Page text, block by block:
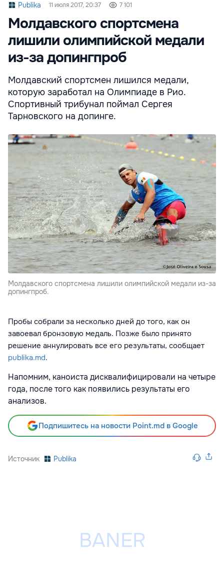
Publika 11 июля 2017, 20:37 7 101
Молдавского спортсмена
лишили олимпийской медали
из-за допингпроб
Молдавский спортсмен лишился медали,
которую заработал на Олимпиаде в Рио.
Спортивный трибунал поймал Сергея
Тарновского на допинге.
Молдавского спортсмена лишили олимпийской медали из-за
допингпроб.
Пробы собрали за несколько дней до того, как он
завоевал бронзовую медаль. Позже было принято
решение аннулировать все его результаты, сообщает
publika.md.
Напомним, каноиста дисквалифицировали на четыре
года, после того как появились результаты его
анализов.
Подпишитесь на новости Point.md в Google
Источник Publika